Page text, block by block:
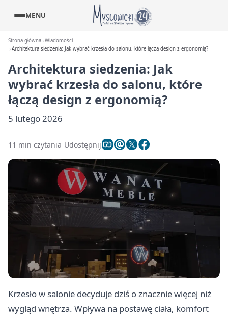
MENU
Strona główna Wiadomości
Architektura siedzenia: Jak wybrać krzesła do salonu, które łączą design z ergonomią?
Architektura siedzenia: Jak
wybrać krzesła do salonu, które
łączą design z ergonomią?
5 lutego 2026
11 min czytania Udostępnij
Krzesło w salonie decyduje dziś o znacznie więcej niż
wygląd wnętrza. Wpływa na postawę ciała, komfort